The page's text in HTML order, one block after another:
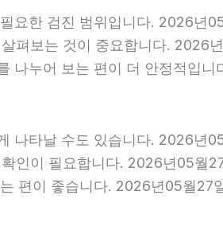
요한 검진 범위입니다. 2026년
펴보는 것이 중요합니다. 2026
나누어 보는 편이 더 안정적입
나타날 수도 있습니다. 2026년
인이 필요합니다. 2026년05월
편이 좋습니다. 2026년05월27